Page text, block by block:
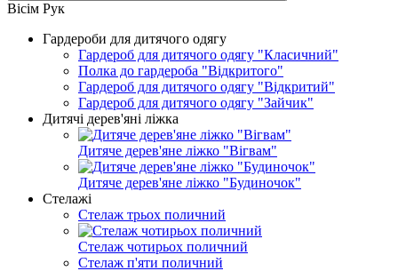
Вісім Рук
Гардероби для дитячого одягу
Гардероб для дитячого одягу "Класичний"
Полка до гардероба "Відкритого"
Гардероб для дитячого одягу "Відкритий"
Гардероб для дитячого одягу "Зайчик"
Дитячі дерев'яні ліжка
Дитяче дерев'яне ліжко "Вігвам"
Дитяче дерев'яне ліжко "Будиночок"
Стелажі
Стелаж трьох поличний
Стелаж чотирьох поличний
Стелаж п'яти поличний